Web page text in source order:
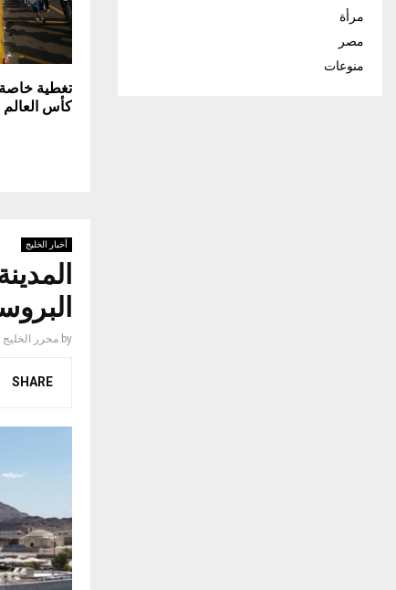
تغطية
كأس العالم 2026
أخبار الخليج
by محرر الخليج
SHARE
مرأة
مصر
منوعات